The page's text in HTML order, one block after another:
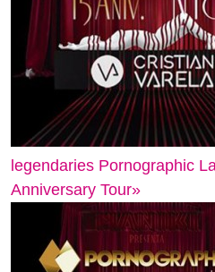
legendaries Pornographic
Anniversary Tour»